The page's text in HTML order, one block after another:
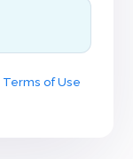
Terms of Use